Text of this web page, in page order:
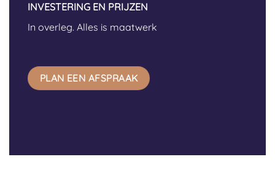
INVESTERING EN PRIJZEN
In overleg. Alles is maatwerk
PLAN EEN AFSPRAAK